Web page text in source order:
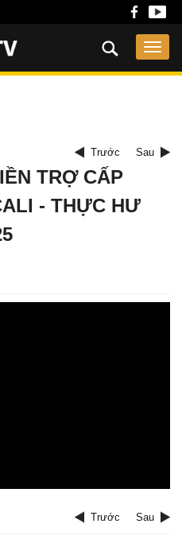
Trước Sau
TRỢ CẤP
- THỰC HƯ
Trước Sau